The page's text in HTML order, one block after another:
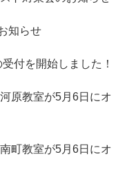
知らせ
付を開始しました！
原教室が5月6日にオ
町教室が5月6日にオ